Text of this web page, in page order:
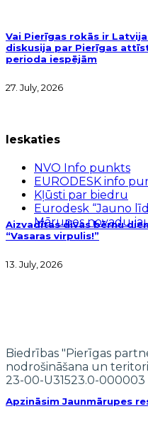
Vai Pierīgas rokās ir
diskusija par Pierīgas
perioda iespējām
27. July, 2026
Aizvadītas divas bērnu
“Vasaras virpulis!”
13. July, 2026
Apzināsim Jaunmārupes
Ieskaties
NVO Info punkts
EURODESK info
Kļūsti par biedru
Eurodesk “Jauno
Mārupes novadu
Biedrības "Pierīgas
nodrošināšana un
23-00-U31523.0-000003